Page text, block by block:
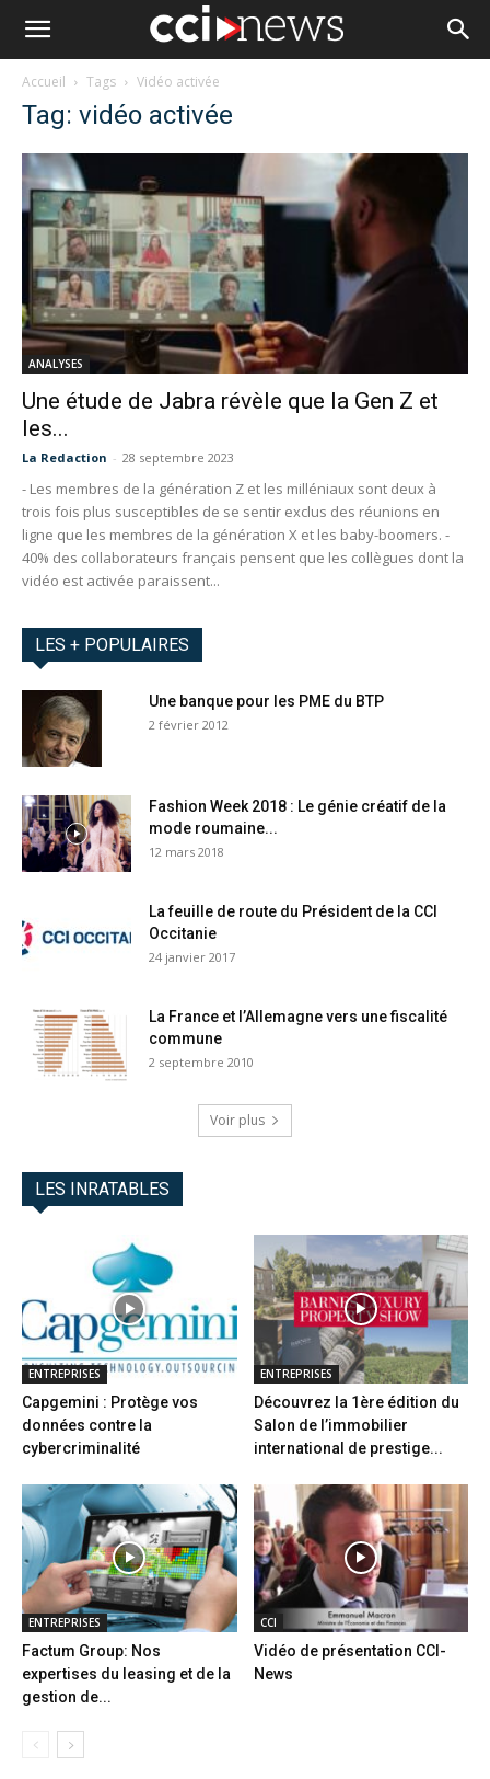
Accueil Tags Vidéo activée
Tag: vidéo activée
ANALYSES
Une étude de Jabra révèle que la Gen Z et
les...
La Redaction - 28 septembre 2023
- Les membres de la génération Z et les milléniaux sont deux à
trois fois plus susceptibles de se sentir exclus des réunions en
ligne que les membres de la génération X et les baby-boomers. -
40% des collaborateurs français pensent que les collègues dont la
vidéo est activée paraissent...
LES + POPULAIRES
Une banque pour les PME du BTP
2 février 2012
Fashion Week 2018 : Le génie créatif de la
mode roumaine...
12 mars 2018
La feuille de route du Président de la CCI
Occitanie
24 janvier 2017
La France et l’Allemagne vers une fiscalité
commune
2 septembre 2010
Voir plus
LES INRATABLES
ENTREPRISES
Capgemini : Protège vos
données contre la
cybercriminalité
ENTREPRISES
Découvrez la 1ère édition du
Salon de l’immobilier
international de prestige...
ENTREPRISES
Factum Group: Nos
expertises du leasing et de la
gestion de...
CCI
Vidéo de présentation CCI-
News